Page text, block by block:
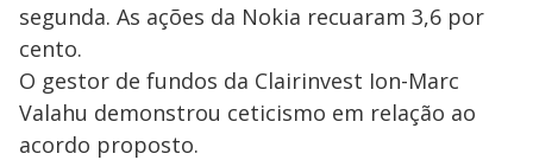
segunda. As ações da Nokia recuaram 3,6 por
cento.
O gestor de fundos da Clairinvest Ion-Marc
Valahu demonstrou ceticismo em relação ao
acordo proposto.